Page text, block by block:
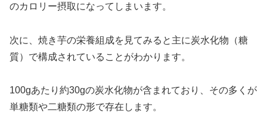
のカロリー摂取になってしまいます。
次に、焼き芋の栄養組成を見てみると主に炭水化物（糖
質）で構成されていることがわかります。
100gあたり約30gの炭水化物が含まれており、その多くが
単糖類や二糖類の形で存在します。